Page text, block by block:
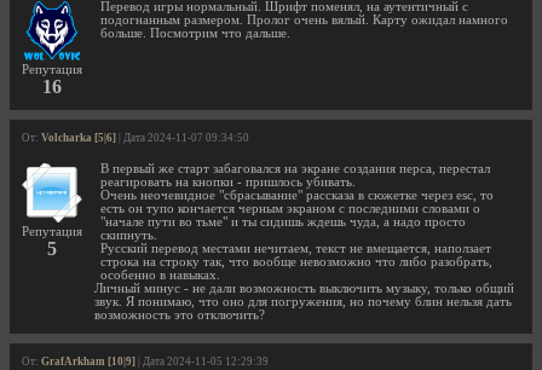
Репутация
16
Перевод игры нормальный. Шрифт поменял, на аутентичный с
подогнанным размером. Пролог очень вялый. Карту ожидал намного
больше. Посмотрим что дальше.
От: Volcharka [5|6] | Дата 2024-11-07 09:34:50
Репутация
5
В первый же старт забаговался на экране создания перса, перестал
реагировать на кнопки - пришлось убивать.
Очень неочевидное "сбрасывание" рассказа в сюжетке через esc, то
есть он тупо кончается черным экраном с последними словами о
"начале пути во тьме" и ты сидишь ждешь чуда, а надо просто
скипнуть.
Русский перевод местами нечитаем, текст не вмещается, наползает
строка на строку так, что вообще невозможно что либо разобрать,
особенно в навыках.
Личный минус - не дали возможность выключить музыку, только общий
звук. Я понимаю, что оно для погружения, но почему блин нельзя дать
возможность это отключить?
От: GrafArkham [10|9] | Дата 2024-11-05 12:29:39